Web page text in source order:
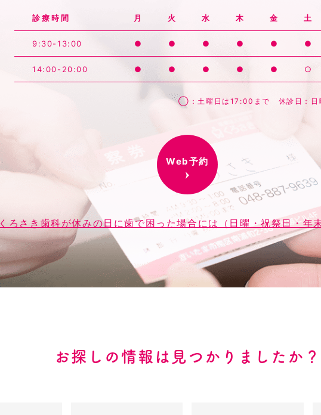
診療時間 月 火 水 木 金 土
9:30-13:00 ● ● ● ● ● ●
14:00-20:00 ● ● ● ● ● ○
◯：土曜日は17:00まで 休診日：日
Web予約
くろさき歯科が休みの日に歯で困った場合には（日曜・祝祭日・年
お探しの情報は見つかりましたか？